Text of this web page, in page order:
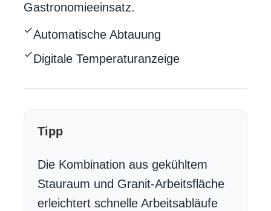
Gastronomieeinsatz.
Automatische Abtauung
Digitale Temperaturanzeige
Tipp
Die Kombination aus gekühltem
Stauraum und Granit-Arbeitsfläche
erleichtert schnelle Arbeitsabläufe